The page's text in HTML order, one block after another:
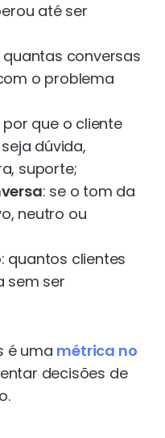
até ser
quantas conversas
o problema
por que o cliente
dúvida,
suporte;
: se o tom da
neutro ou
: quantos clientes
sem ser
é uma métrica no
decisões de